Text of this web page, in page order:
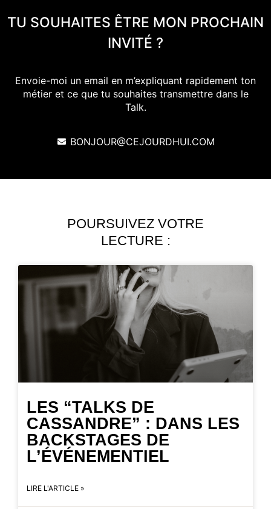
TU SOUHAITES ÊTRE MON PROCHAIN
INVITÉ ?
Envoie-moi un email en m’expliquant rapidement ton
métier et ce que tu souhaites transmettre dans le
Talk.
BONJOUR@CEJOURDHUI.COM
POURSUIVEZ VOTRE
LECTURE :
LES “TALKS DE
CASSANDRE” : DANS LES
BACKSTAGES DE
L’ÉVÉNEMENTIEL
LIRE L'ARTICLE »